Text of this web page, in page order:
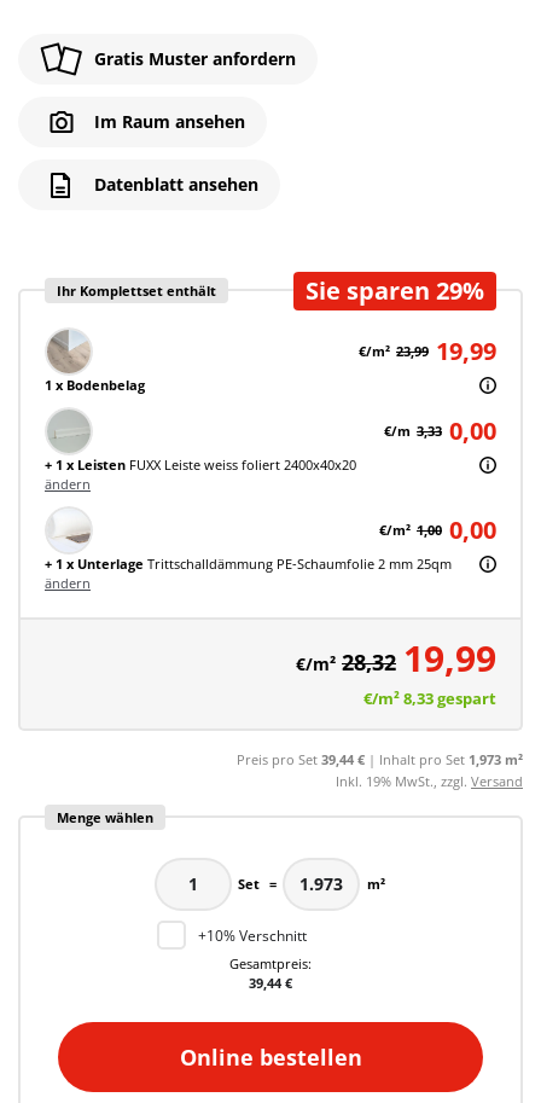
Gratis Muster anfordern
Im Raum ansehen
Datenblatt ansehen
Ihr Komplettset enthält Sie sparen 29%
1 x Bodenbelag
19,99
€/m² 23,99
+ 1 x Leisten FUXX Leiste weiss foliert 2400x40x20
ändern
0,00
€/m 3,33
+ 1 x Unterlage Trittschalldämmung PE-Schaumfolie 2 mm 25qm
ändern
0,00
€/m² 1,00
€/m² 28,32 19,99
€/m²8,33gespart
Preis pro Set 39,44 € | Inhalt pro Set 1,973 m²
Inkl. 19% MwSt., zzgl. Versand
Menge wählen
Set = m²
+10% Verschnitt
Gesamtpreis:
39,44 €
Online bestellen